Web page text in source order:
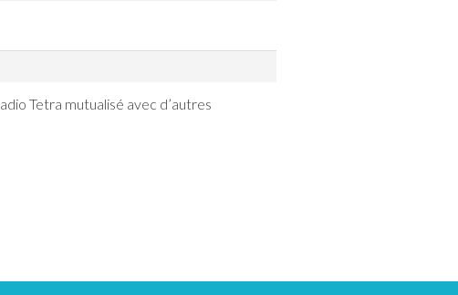
Tetra mutualisé avec d’autres